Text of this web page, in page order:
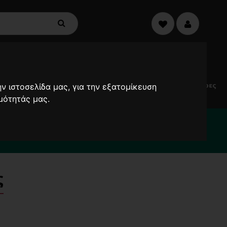
ιστοσελίδα μας, για την εξατομίκευση
μας.
Electric
Scooters
Μικροσυσκευές Προσφορές Ανεμιστήρες